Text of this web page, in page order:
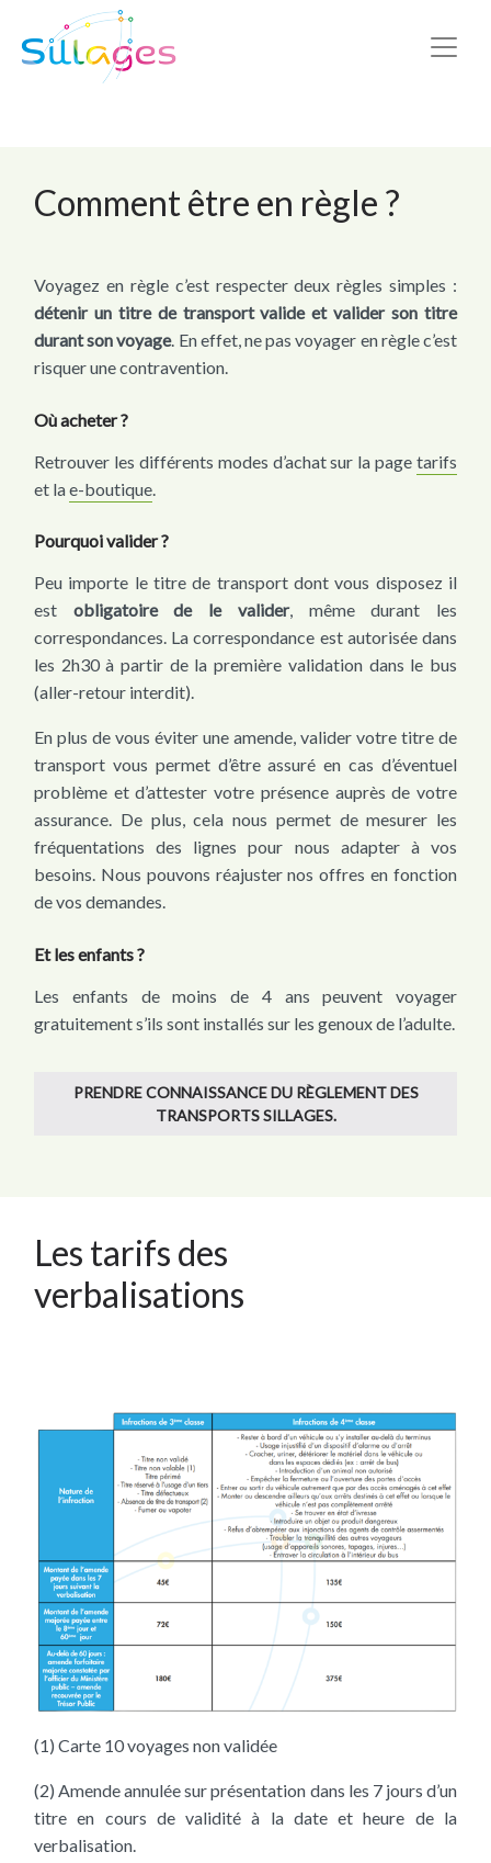
Comment être en règle ?
Voyagez en règle c’est respecter deux règles simples :
détenir un titre de transport valide et valider son titre
durant son voyage. En effet, ne pas voyager en règle c’est
risquer une contravention.
Où acheter ?
Retrouver les différents modes d’achat sur la page tarifs
et lae-boutique
Pourquoi valider ?
Peu importe le titre de transport dont vous disposez il
est obligatoire de le valider, même durant les
correspondances. La correspondance est autorisée dans
les 2h30 à partir de la première validation dans le bus
(aller-retour interdit).
En plus de vous éviter une amende, valider votre titre de
transport vous permet d’être assuré en cas d’éventuel
problème et d’attester votre présence auprès de votre
assurance. De plus, cela nous permet de mesurer les
fréquentations des lignes pour nous adapter à vos
besoins. Nous pouvons réajuster nos offres en fonction
de vos demandes.
Et les enfants ?
Les enfants de moins de 4 ans peuvent voyager
gratuitement s’ils sont installés sur les genoux de l’adulte.
PRENDRE CONNAISSANCE DU RÈGLEMENT DES
TRANSPORTS SILLAGES.
Les tarifs des
verbalisations
(1) Carte 10 voyages non validée
(2) Amende annulée sur présentation dans les 7 jours d’un
titre en cours de validité à la date et heure de la
verbalisation.